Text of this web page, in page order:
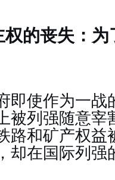
的丧失：为
即使作为一战
被列强随意宰
路和矿产权
却在国际列强